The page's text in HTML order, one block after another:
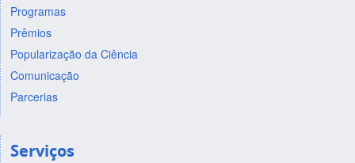
Programas
Prêmios
Popularização da Ciência
Comunicação
Parcerias
Serviços